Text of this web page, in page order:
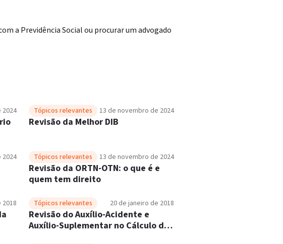
a Previdência Social ou procurar um advogado
Tópicos relevantes 13 de novembro de 2024
Revisão da Melhor DIB
Tópicos relevantes 13 de novembro de 2024
Revisão da ORTN-OTN: o que é e
quem tem direito
Tópicos relevantes 20 de janeiro de 2018
Revisão do Auxílio-Acidente e
Auxílio-Suplementar no Cálculo da